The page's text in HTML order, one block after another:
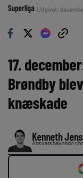
Superliga Udgivet:
17.
Brøndby
knæskade
Kenneth
Ansvarshavende